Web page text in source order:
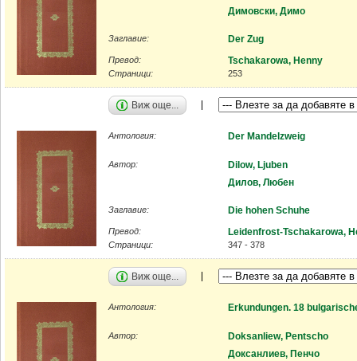
Димовски, Димо
Заглавие: Der Zug
Превод: Tschakarowa, Henny
Страници: 253
Виж още...
Антология: Der Mandelzweig
Автор:
Dilow, Ljuben
Дилов, Любен
Заглавие: Die hohen Schuhe
Превод: Leidenfrost-Tschakarowa,
Страници: 347 - 378
Виж още...
Антология: Erkundungen. 18
Автор:
Doksanliew, Pentscho
Доксанлиев, Пенчо